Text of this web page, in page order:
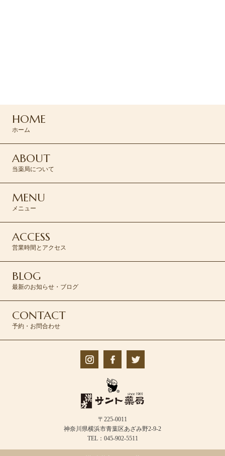
HOME
ホーム
ABOUT
当薬局について
MENU
メニュー
ACCESS
営業時間とアクセス
BLOG
最新のお知らせ・ブログ
CONTACT
予約・お問合わせ
〒225-0011
神奈川県横浜市青葉区あざみ野2-9-2
TEL：045-902-5511